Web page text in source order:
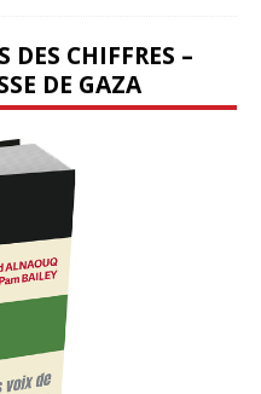
DES CHIFFRES –
DE GAZA